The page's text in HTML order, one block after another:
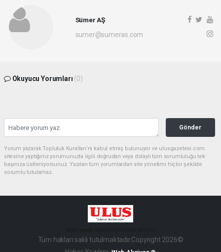
Sümer AŞ
sumer@sumeras.com
Okuyucu Yorumları (0)
Gönder
Yorum yazarak Topluluk Kuralları’nı kabul etmiş bulunuyor ve ulusgazetesi.com
sitesine yaptığınız yorumunuzla ilgili doğrudan veya dolaylı tüm sorumluluğu tek
başınıza üstleniyorsunuz. Yazılan tüm yorumlardan site yönetimi hiçbir şekilde
sorumlu tutulamaz.
Tüm hakları saklı tutulmaktadır.Copyright 2026©